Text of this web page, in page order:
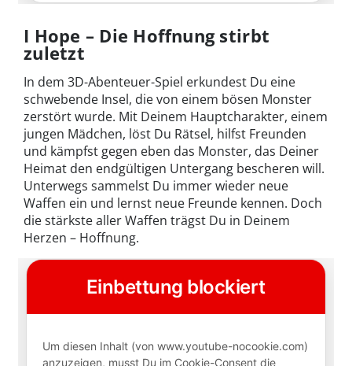
I Hope – Die Hoffnung stirbt
zuletzt
In dem 3D-Abenteuer-Spiel erkundest Du eine
schwebende Insel, die von einem bösen Monster
zerstört wurde. Mit Deinem Hauptcharakter, einem
jungen Mädchen, löst Du Rätsel, hilfst Freunden
und kämpfst gegen eben das Monster, das Deiner
Heimat den endgültigen Untergang bescheren will.
Unterwegs sammelst Du immer wieder neue
Waffen ein und lernst neue Freunde kennen. Doch
die stärkste aller Waffen trägst Du in Deinem
Herzen – Hoffnung.